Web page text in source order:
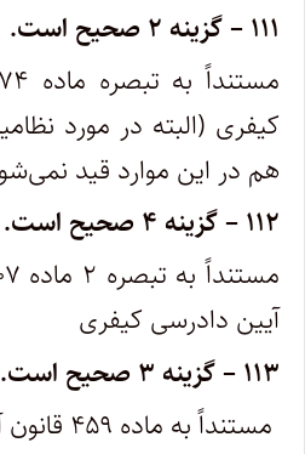
۱۱۱ –گزینه ۲ صحیح است.
کیفری (البته در مورد
هم در این موارد قید
۱۱۲ –گزینه ۴ صحیح است.
آیین دادرسی کیفری
۱۱۳ –گزینه ۳ صحیح است.
مستنداً به ماده ۴۵۹ قانون آیین دادرسی کیفری